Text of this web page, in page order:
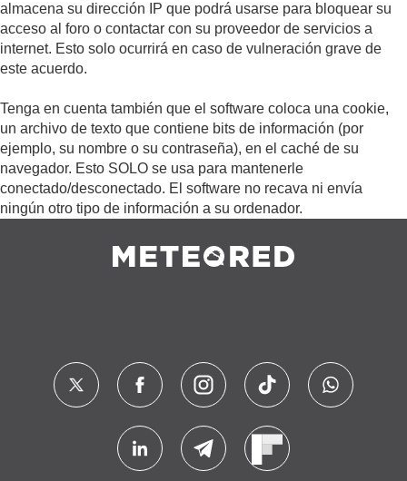
almacena su dirección IP que podrá usarse para bloquear su
acceso al foro o contactar con su proveedor de servicios a
internet. Esto solo ocurrirá en caso de vulneración grave de
este acuerdo.
Tenga en cuenta también que el software coloca una cookie,
un archivo de texto que contiene bits de información (por
ejemplo, su nombre o su contraseña), en el caché de su
navegador. Esto SOLO se usa para mantenerle
conectado/desconectado. El software no recava ni envía
ningún otro tipo de información a su ordenador.